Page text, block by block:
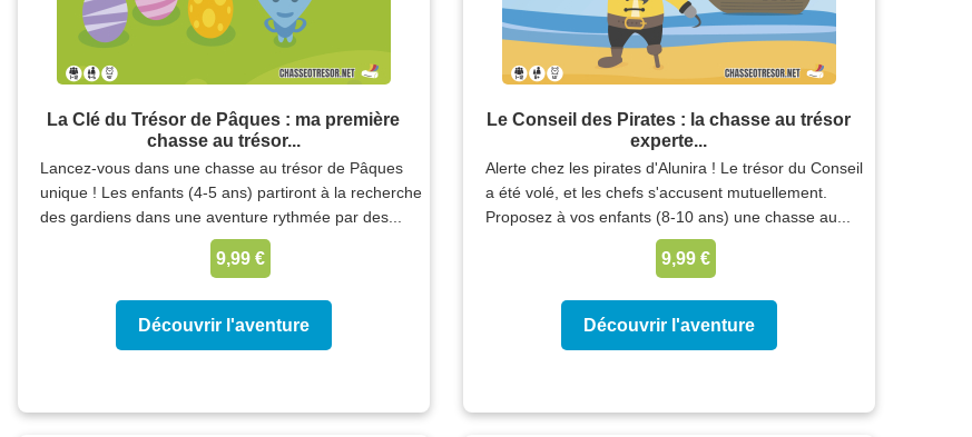
La Clé du Trésor de Pâques : ma première
chasse au trésor...
Lancez-vous dans une chasse au trésor de Pâques
unique ! Les enfants (4-5 ans) partiront à la recherche
des gardiens dans une aventure rythmée par des...
9,99 €
Découvrir l'aventure
Le Conseil des Pirates : la chasse au trésor
experte...
Alerte chez les pirates d'Alunira ! Le trésor du Conseil
a été volé, et les chefs s'accusent mutuellement.
Proposez à vos enfants (8-10 ans) une chasse au...
9,99 €
Découvrir l'aventure